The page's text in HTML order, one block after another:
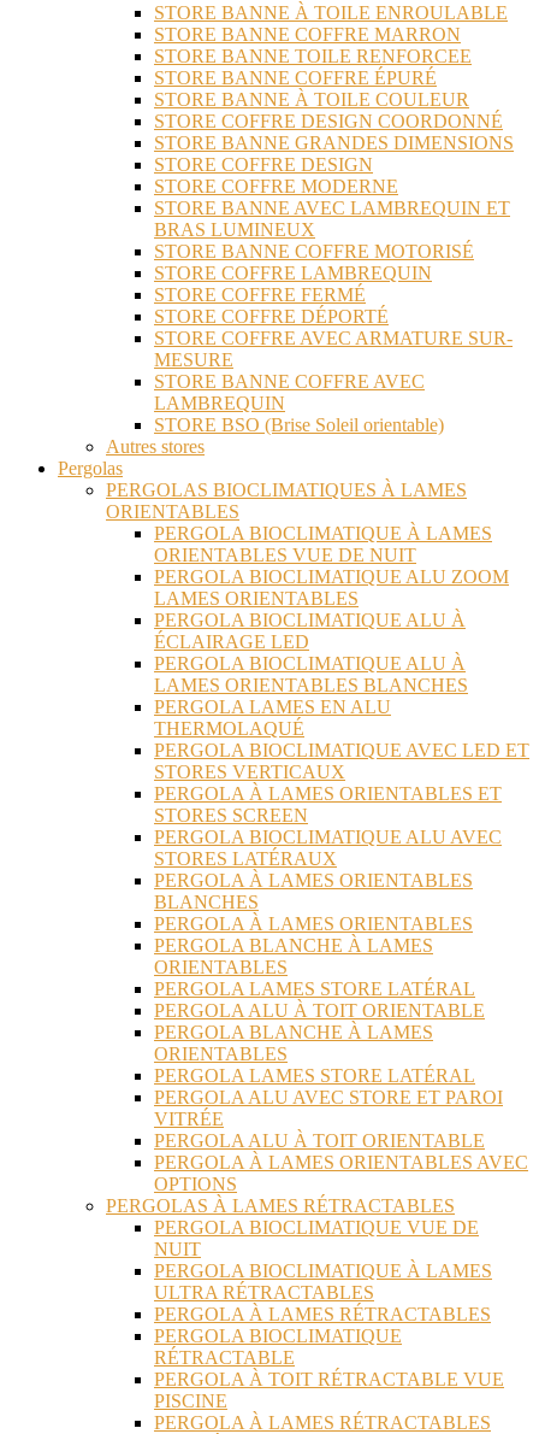
STORE BANNE À TOILE ENROULABLE
STORE BANNE COFFRE MARRON
STORE BANNE TOILE RENFORCEE
STORE BANNE COFFRE ÉPURÉ
STORE BANNE À TOILE COULEUR
STORE COFFRE DESIGN COORDONNÉ
STORE BANNE GRANDES DIMENSIONS
STORE COFFRE DESIGN
STORE COFFRE MODERNE
STORE BANNE AVEC LAMBREQUIN ET
BRAS LUMINEUX
STORE BANNE COFFRE MOTORISÉ
STORE COFFRE LAMBREQUIN
STORE COFFRE FERMÉ
STORE COFFRE DÉPORTÉ
STORE COFFRE AVEC ARMATURE SUR-
MESURE
STORE BANNE COFFRE AVEC
LAMBREQUIN
STORE BSO (Brise Soleil orientable)
Autres stores
Pergolas
PERGOLAS BIOCLIMATIQUES À LAMES
ORIENTABLES
PERGOLA BIOCLIMATIQUE À LAMES
ORIENTABLES VUE DE NUIT
PERGOLA BIOCLIMATIQUE ALU ZOOM
LAMES ORIENTABLES
PERGOLA BIOCLIMATIQUE ALU À
ÉCLAIRAGE LED
PERGOLA BIOCLIMATIQUE ALU À
LAMES ORIENTABLES BLANCHES
PERGOLA LAMES EN ALU
THERMOLAQUÉ
PERGOLA BIOCLIMATIQUE AVEC LED ET
STORES VERTICAUX
PERGOLA À LAMES ORIENTABLES ET
STORES SCREEN
PERGOLA BIOCLIMATIQUE ALU AVEC
STORES LATÉRAUX
PERGOLA À LAMES ORIENTABLES
BLANCHES
PERGOLA À LAMES ORIENTABLES
PERGOLA BLANCHE À LAMES
ORIENTABLES
PERGOLA LAMES STORE LATÉRAL
PERGOLA ALU À TOIT ORIENTABLE
PERGOLA BLANCHE À LAMES
ORIENTABLES
PERGOLA LAMES STORE LATÉRAL
PERGOLA ALU AVEC STORE ET PAROI
VITRÉE
PERGOLA ALU À TOIT ORIENTABLE
PERGOLA À LAMES ORIENTABLES AVEC
OPTIONS
PERGOLAS À LAMES RÉTRACTABLES
PERGOLA BIOCLIMATIQUE VUE DE
NUIT
PERGOLA BIOCLIMATIQUE À LAMES
ULTRA RÉTRACTABLES
PERGOLA À LAMES RÉTRACTABLES
PERGOLA BIOCLIMATIQUE
RÉTRACTABLE
PERGOLA À TOIT RÉTRACTABLE VUE
PISCINE
PERGOLA À LAMES RÉTRACTABLES